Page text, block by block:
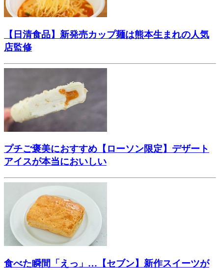
【日清食品】新発売カップ麺は熊本生まれの人気
店監修
プチご褒美におすすめ【ローソン限定】デザート
アイスが本当においしい
食べた瞬間「えっ」…【セブン】新作スイーツが